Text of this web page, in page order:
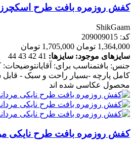
کفش روزمره بافت طرح اسکچرز
ShikGaam
کد: 209009015
1,364,000 تومان
1,705,000 تومان
سایزهای موجود: سایزها: 41
42
43
44
جنس: بافتمناسب برای:
کامل پارچه -بسیار راحت و سبک -
محصول عکاسی شده اند
کفش روزمره بافت طرح نایکی